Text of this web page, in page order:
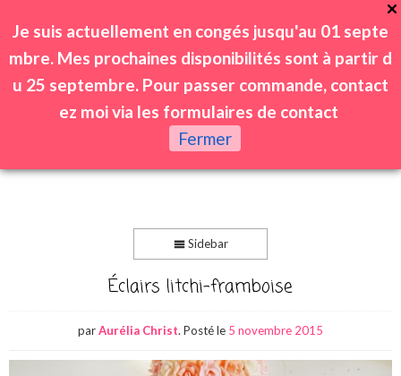
Sidebar
Éclairs litchi-framboise
parAurélia Christ. Posté le 5 novembre 2015
Je suis actuellement en congés jusqu'au 01 septe
mbre. Mes prochaines disponibilités sont à partir d
u 25 septembre. Pour passer commande, contact
ez moi via les formulaires de contact
Fermer